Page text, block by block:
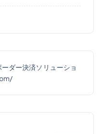
ダー決済ソリューショ